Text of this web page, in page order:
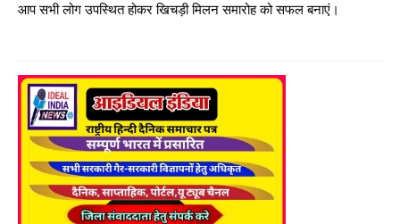
आप सभी लोग उपस्थित होकर खिचड़ी मिलन समारोह को सफल बनाएं।